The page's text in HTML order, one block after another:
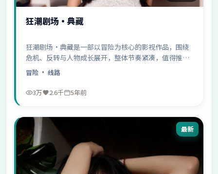
狂潮剧场·典藏
狂潮剧场·典藏是一部以冒险为核心的影视作品，围绕
危机、反转与人物成长展开，整体节奏紧凑，值得推荐
观看。
冒险 · 线路
3万 2.6千 5年前
最新